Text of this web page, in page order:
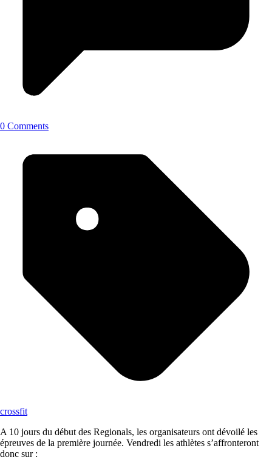
0 Comments
crossfit
A 10 jours du début des Regionals, les organisateurs ont dévoilé les
épreuves de la première journée. Vendredi les athlètes s’affronteront
donc sur :